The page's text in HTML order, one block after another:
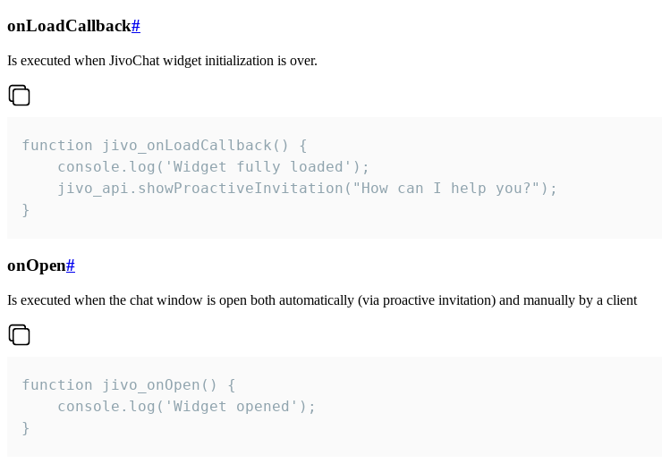
onLoadCallback#
Is executed when JivoChat widget initialization is over.
function jivo_onLoadCallback() {
    console.log('Widget fully loaded');
    jivo_api.showProactiveInvitation("How can I help you?");
}
onOpen#
Is executed when the chat window is open both automatically (via proactive invitation) and manually by a client
function jivo_onOpen() {
    console.log('Widget opened');
}